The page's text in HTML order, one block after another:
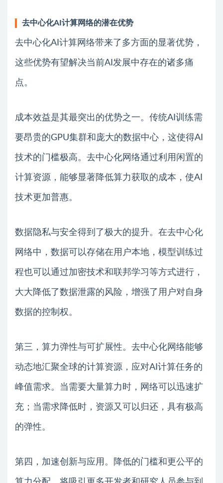
去中心化AI计算网络的潜在优势
去中心化AI计算网络带来了多方面的显著优势，
这些优势有望解决当前AI发展中存在的诸多痛
点。
成本效益是其最突出的优势之一。传统AI训练需
要昂贵的GPU集群和庞大的数据中心，这使得AI
技术的门槛极高。去中心化网络通过利用闲置的
计算资源，能够显著降低算力获取的成本，使AI
技术更加普惠。
数据隐私与安全得到了极大的提升。在去中心化
网络中，数据可以存储在用户本地，模型训练过
程也可以通过加密技术和联邦学习等方式进行，
大大降低了数据泄露的风险，增强了用户对自身
数据的控制权。
第三，算力弹性与可扩展性。去中心化网络能够
动态地汇聚全球的计算资源，应对AI计算任务的
峰值需求。当需要大量算力时，网络可以迅速扩
充；当需求降低时，资源又可以归还，具有极高
的弹性。
第四，加速创新与应用。降低的门槛和更公平的